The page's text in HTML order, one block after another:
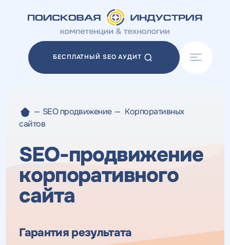
БЕСПЛАТНЫЙ SEO АУДИТ
Акции
Отзывы
Разработка контента
Реклама у блогеров
— SEO продвижение — Корпоративных
сайтов
SEO-продвижение
корпоративного
сайта
Гарантия результата